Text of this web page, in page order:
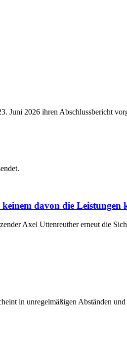
Juni 2026 ihren Abschlussbericht
davon die Leistungen
Axel Uttenreuther erneut die
in unregelmäßigen Abständen